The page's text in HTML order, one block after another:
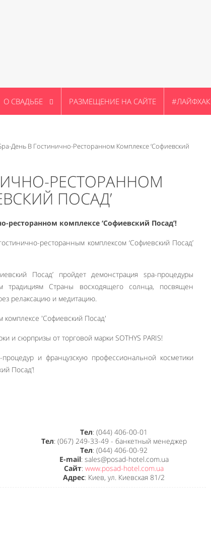
О СВАДЬБЕ РАЗМЕЩЕНИЕ НА САЙТЕ #ЛАЙФХАК
День В Гостинично-Ресторанном Комплексе ‘Софиевский
РЕСТОРАННОМ
ПОСАД’
ресторанном комплексе ‘Софиевский Посад’!
ресторанным комплексом ‘Софиевский Посад’
Посад’ пройдет демонстрация spa-процедуры
традициям Страны восходящего солнца, посвящен
релаксацию и медитацию.
и сюрпризы от торговой марки SOTHYS PARIS!
и французскую профессиональной косметики
Посад’!
Тел: (044) 406-00-01
Тел: (067) 249-33-49 - банкетный менеджер
Тел: (044) 406-00-92
E-mail: sales@posad-hotel.com.ua
Сайт:www.posad-hotel.com.ua
Адрес: Киев, ул. Киевская 81/2